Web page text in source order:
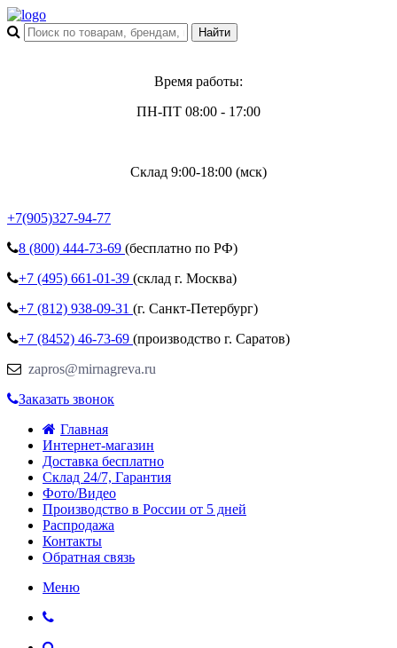
Время работы:
ПН-ПТ 08:00 - 17:00
Склад 9:00-18:00 (мск)
+7(905)327-94-77
8 (800) 444-73-69 (бесплатно по РФ)
+7 (495) 661-01-39 (склад г. Москва)
+7 (812) 938-09-31 (г. Санкт-Петербург)
+7 (8452) 46-73-69 (производство г. Саратов)
zapros@mirnagreva.ru
Заказать звонок
Главная
Интернет-магазин
Доставка бесплатно
Склад 24/7, Гарантия
Фото/Видео
Производство в России от 5 дней
Распродажа
Контакты
Обратная связь
Меню